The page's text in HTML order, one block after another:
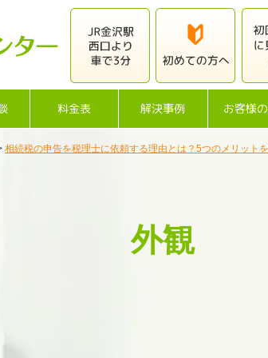
料金表 解決事例 お客様
相続税の申告を税理士に依頼する理由とは？5つのメリット
外観